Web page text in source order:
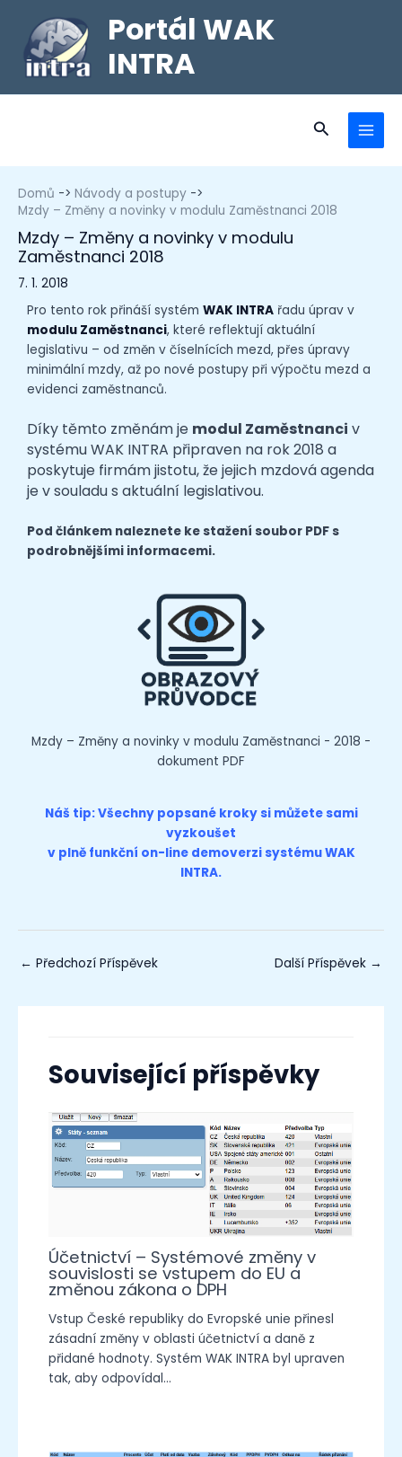
Portál WAK
INTRA
Domů
Návody a postupy
Mzdy – Změny a novinky v modulu Zaměstnanci 2018
Mzdy – Změny a novinky v modulu
Zaměstnanci 2018
7. 1. 2018
Pro tento rok přináší systém WAK INTRA řadu úprav v
modulu Zaměstnanci, které reflektují aktuální
legislativu – od změn v číselnících mezd, přes úpravy
minimální mzdy, až po nové postupy při výpočtu mezd a
evidenci zaměstnanců.
Díky těmto změnám je modul Zaměstnanci v
systému WAK INTRA připraven na rok 2018 a
poskytuje firmám jistotu, že jejich mzdová agenda
je v souladu s aktuální legislativou.
Pod článkem naleznete ke stažení soubor PDF s
podrobnějšími informacemi.
Mzdy – Změny a novinky v modulu Zaměstnanci - 2018 -
dokument PDF
Náš tip: Všechny popsané kroky si můžete sami
vyzkoušet
v plně funkční on-line demoverzisystému WAK
INTRA.
← Předchozí Příspěvek Další Příspěvek →
Související příspěvky
Účetnictví – Systémové změny v
souvislosti se vstupem do EU a
změnou zákona o DPH
Vstup České republiky do Evropské unie přinesl
zásadní změny v oblasti účetnictví a daně z
přidané hodnoty. Systém WAK INTRA byl upraven
tak, aby odpovídal…